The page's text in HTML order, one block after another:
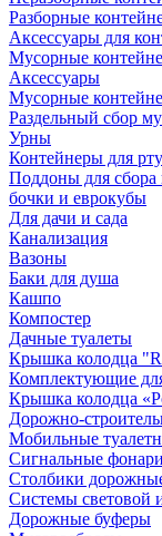
Разборные
Аксессуары для
Мусорные
Аксессуары
Мусорные
Раздельный сбор
Урны
Контейнеры для
Поддоны для сбора
бочки и еврокубы
Для дачи и сада
Канализация
Вазоны
Баки для душа
Кашпо
Компостер
Дачные туалеты
Крышка колодца
Комплектующие
Крышка колодца
Дорожно-
Мобильные
Сигнальные
Столбики
Системы световой
Дорожные буферы